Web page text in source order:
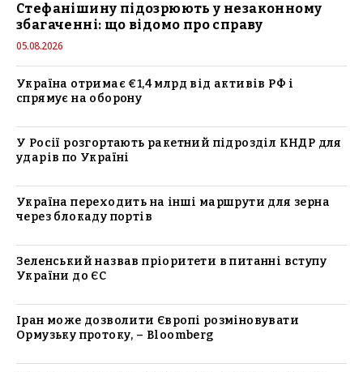
Стефанішину підозрюють у незаконному
збагаченні: що відомо про справу
05.08.2026
Україна отримає €1,4 млрд від активів РФ і
спрямує на оборону
У Росії розгортають ракетний підрозділ КНДР для
ударів по Україні
Україна переходить на інші маршрути для зерна
через блокаду портів
Зеленський назвав пріоритети в питанні вступу
України до ЄС
Іран може дозволити Європі розміновувати
Ормузьку протоку, – Bloomberg